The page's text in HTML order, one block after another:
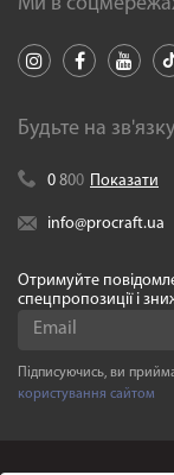
Будьте на зв'язку
0 800 Показати
info@procraft.ua
Отримуйте
спецпропозиції і
Підписуючись, ви
користування сайтом